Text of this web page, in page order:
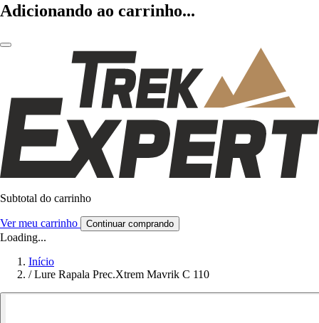
Adicionando ao carrinho...
Subtotal do carrinho
Ver meu carrinho Continuar comprando
Loading...
Início
/ Lure Rapala Prec.Xtrem Mavrik C 110